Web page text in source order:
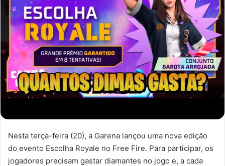
Nesta terça-feira (20), a Garena lançou uma nova edição
do evento Escolha Royale no Free Fire. Para participar, os
jogadores precisam gastar diamantes no jogo e, a cada